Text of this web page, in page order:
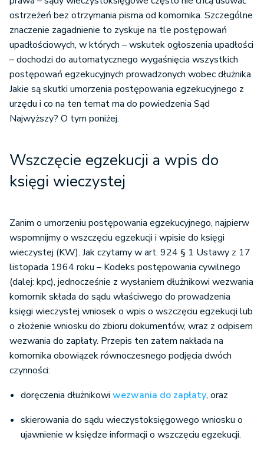
ostrzeżeń bez otrzymania pisma od komornika. Szczególne
znaczenie zagadnienie to zyskuje na tle postępowań
upadłościowych, w których – wskutek ogłoszenia upadłości
– dochodzi do automatycznego wygaśnięcia wszystkich
postępowań egzekucyjnych prowadzonych wobec dłużnika.
Jakie są skutki umorzenia postępowania egzekucyjnego z
urzędu i co na ten temat ma do powiedzenia Sąd
Najwyższy? O tym poniżej.
Wszczęcie egzekucji a wpis do
księgi wieczystej
Zanim o umorzeniu postępowania egzekucyjnego, najpierw
wspomnijmy o wszczęciu egzekucji i wpisie do księgi
wieczystej (KW). Jak czytamy w art. 924 § 1 Ustawy z 17
listopada 1964 roku – Kodeks postępowania cywilnego
(dalej: kpc), jednocześnie z wysłaniem dłużnikowi wezwania
komornik składa do sądu właściwego do prowadzenia
księgi wieczystej wniosek o wpis o wszczęciu egzekucji lub
o złożenie wniosku do zbioru dokumentów, wraz z odpisem
wezwania do zapłaty. Przepis ten zatem nakłada na
komornika obowiązek równoczesnego podjęcia dwóch
czynności:
doręczenia dłużnikowi wezwania do zapłaty, oraz
skierowania do sądu wieczystoksięgowego wniosku o
ujawnienie w księdze informacji o wszczęciu egzekucji.